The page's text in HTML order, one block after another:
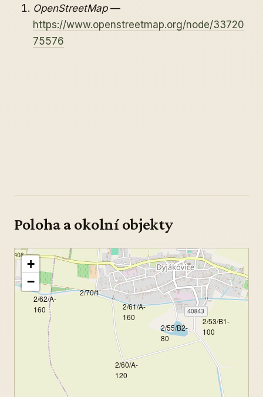
OpenStreetMap—
https://www.openstreetmap.org/node/33720
75576
Poloha a okolní objekty
2/61/A-
160
2/55/B2-
80
2/70/1
2/60/A-
120
2/53/B1-
100
2/62/A-
160
+
−